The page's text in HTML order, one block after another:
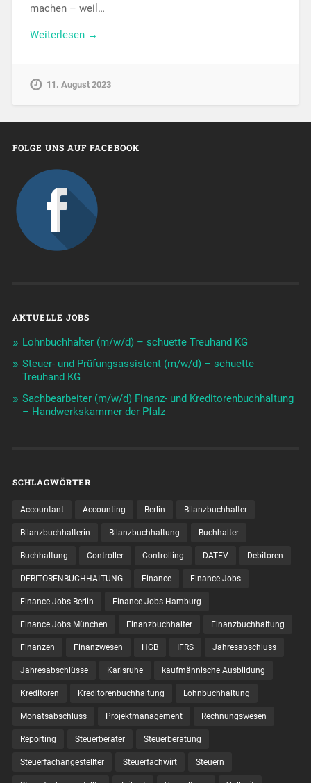
machen – weil…
Weiterlesen →
11. August 2023
FOLGE UNS AUF FACEBOOK
AKTUELLE JOBS
Lohnbuchhalter (m/w/d) – schuette Treuhand KG
Steuer- und Prüfungsassistent (m/w/d) – schuette
Treuhand KG
Sachbearbeiter (m/w/d) Finanz- und Kreditorenbuchhaltung
– Handwerkskammer der Pfalz
SCHLAGWÖRTER
Accountant Accounting Berlin Bilanzbuchhalter
Bilanzbuchhalterin Bilanzbuchhaltung Buchhalter
Buchhaltung Controller Controlling DATEV Debitoren
DEBITORENBUCHHALTUNG Finance Finance Jobs
Finance Jobs Berlin Finance Jobs Hamburg
Finance Jobs München Finanzbuchhalter Finanzbuchhaltung
Finanzen Finanzwesen HGB IFRS Jahresabschluss
Jahresabschlüsse Karlsruhe kaufmännische Ausbildung
Kreditoren Kreditorenbuchhaltung Lohnbuchhaltung
Monatsabschluss Projektmanagement Rechnungswesen
Reporting Steuerberater Steuerberatung
Steuerfachangestellter Steuerfachwirt Steuern